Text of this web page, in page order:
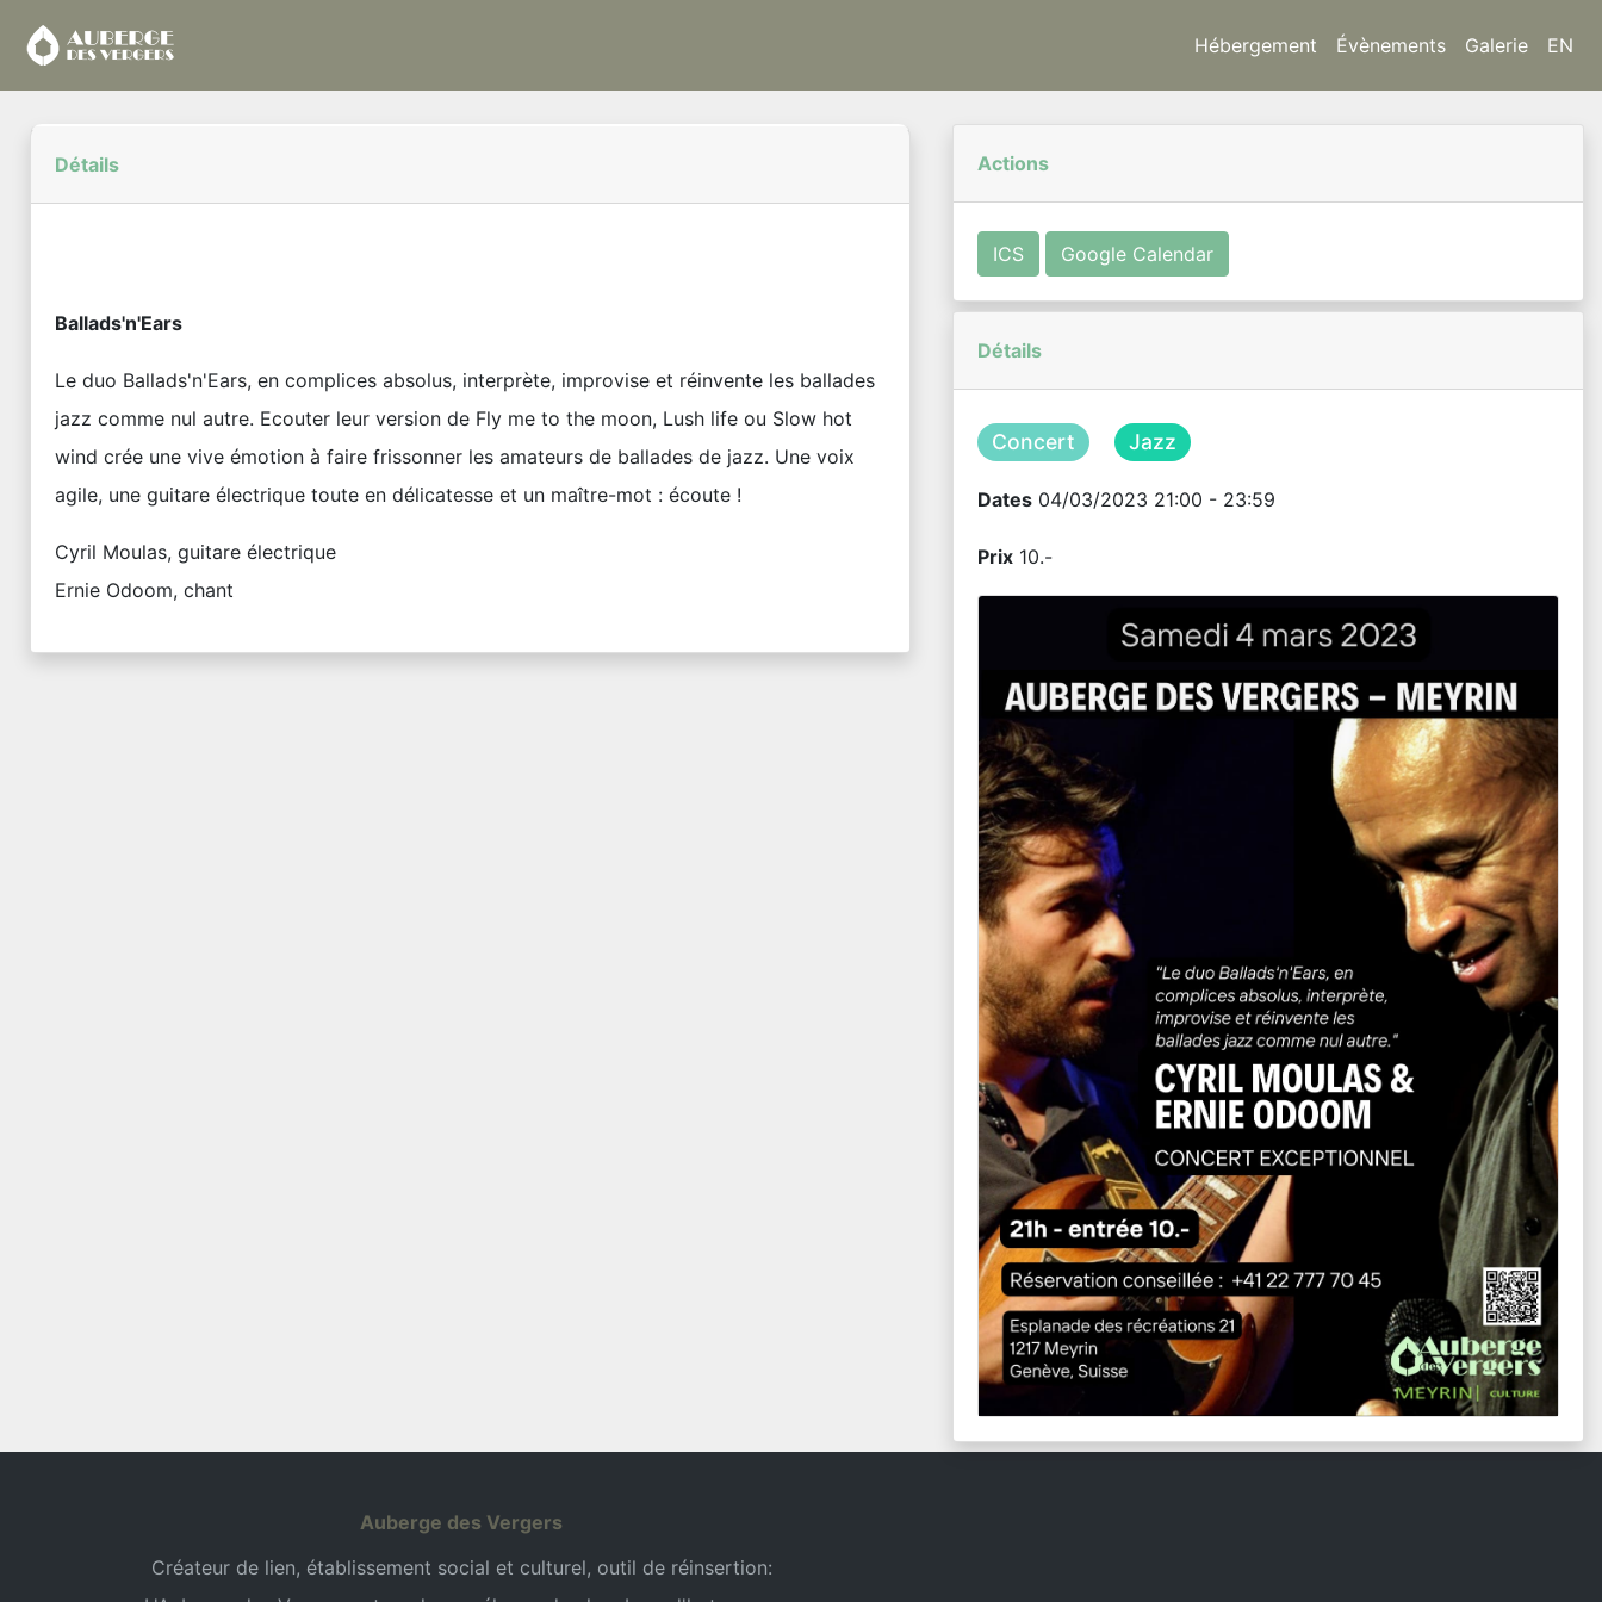
Hébergement Évènements Galerie EN
Détails
Ballads'n'Ears
Le duo Ballads'n'Ears, en complices absolus, interprète, improvise et réinvente les ballades
jazz comme nul autre. Ecouter leur version de Fly me to the moon, Lush life ou Slow hot
wind crée une vive émotion à faire frissonner les amateurs de ballades de jazz. Une voix
agile, une guitare électrique toute en délicatesse et un maître-mot : écoute !
Cyril Moulas, guitare électrique
Ernie Odoom, chant
Actions
ICS Google Calendar
Détails
Concert Jazz
Dates 04/03/2023 21:00 - 23:59
Prix10.-
Auberge des Vergers
Créateur de lien, établissement social et culturel, outil de réinsertion: